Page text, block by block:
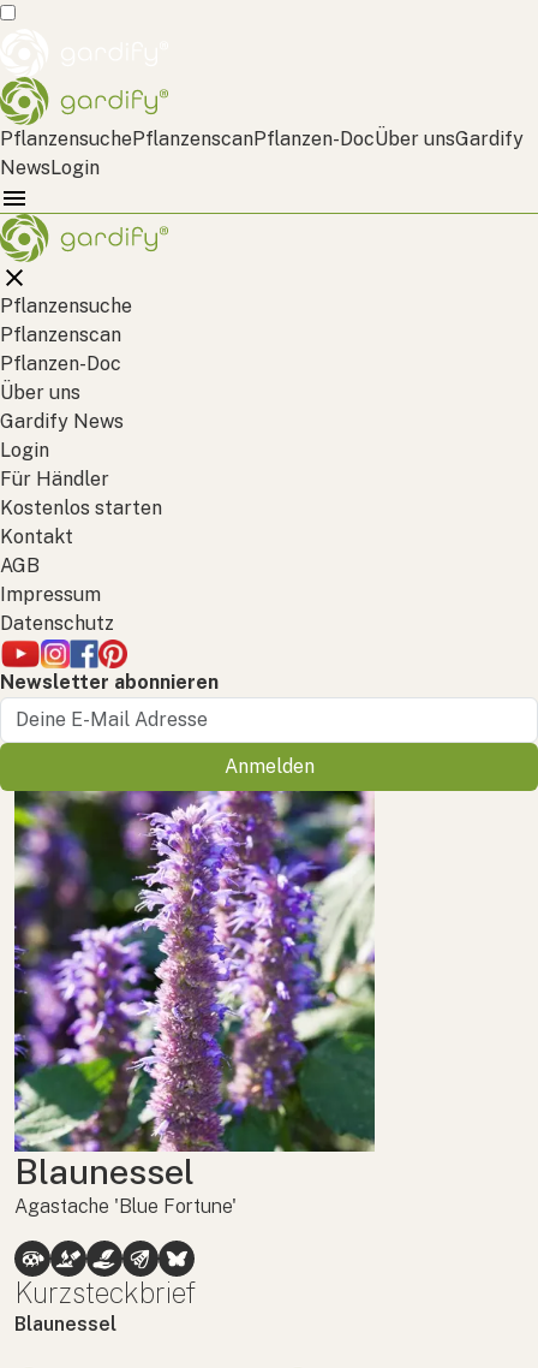
PflanzensuchePflanzenscanPflanzen-DocÜber unsGardify
NewsLogin
Pflanzensuche
Pflanzenscan
Pflanzen-Doc
Über uns
Gardify News
Login
Für Händler
Kostenlos starten
Kontakt
AGB
Impressum
Datenschutz
Newsletter abonnieren
Anmelden
Blaunessel
Agastache 'Blue Fortune'
Kurzsteckbrief
Blaunessel